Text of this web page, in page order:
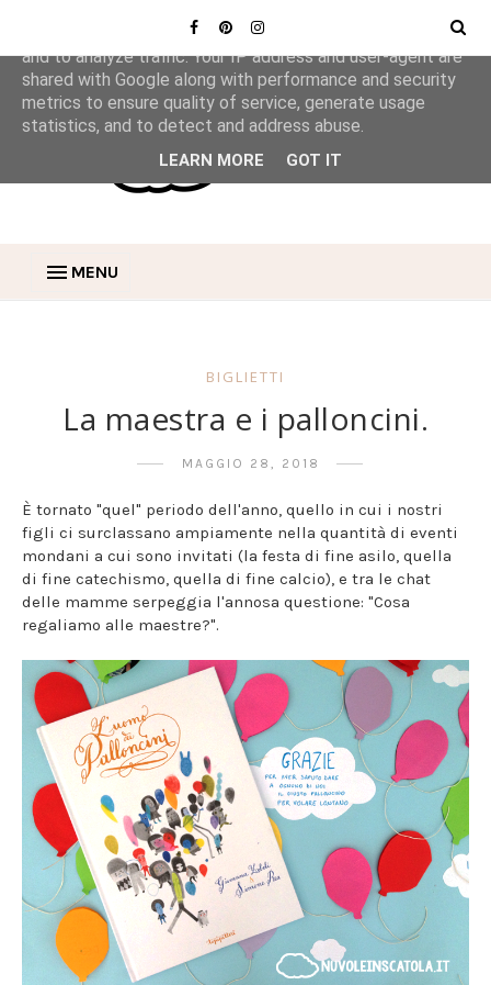
MENU
BIGLIETTI
La maestra e i palloncini.
MAGGIO 28, 2018
È tornato "quel" periodo dell'anno, quello in cui i nostri
figli ci surclassano ampiamente nella quantità di eventi
mondani a cui sono invitati (la festa di fine asilo, quella
di fine catechismo, quella di fine calcio), e tra le chat
delle mamme serpeggia l'annosa questione: "Cosa
regaliamo alle maestre?".
This site uses cookies from Google to deliver its services
and to analyze traffic. Your IP address and user-agent are
shared with Google along with performance and security
metrics to ensure quality of service, generate usage
statistics, and to detect and address abuse.
LEARN MORE GOT IT